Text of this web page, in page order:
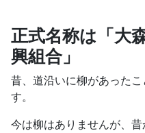
正式名称は「大
興組合」
昔、道沿いに柳があった
す。
今は柳はありませんが、